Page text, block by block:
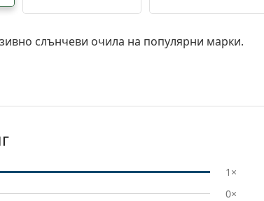
слънчеви очила на популярни марки.
1×
0×